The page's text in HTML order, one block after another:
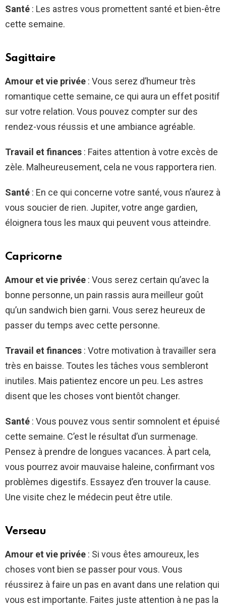
Santé : Les astres vous promettent santé et bien-être
cette semaine.
Sagittaire
Amour et vie privée : Vous serez d’humeur très
romantique cette semaine, ce qui aura un effet positif
sur votre relation. Vous pouvez compter sur des
rendez-vous réussis et une ambiance agréable.
Travail et finances : Faites attention à votre excès de
zèle. Malheureusement, cela ne vous rapportera rien.
Santé : En ce qui concerne votre santé, vous n’aurez à
vous soucier de rien. Jupiter, votre ange gardien,
éloignera tous les maux qui peuvent vous atteindre.
Capricorne
Amour et vie privée : Vous serez certain qu’avec la
bonne personne, un pain rassis aura meilleur goût
qu’un sandwich bien garni. Vous serez heureux de
passer du temps avec cette personne.
Travail et finances : Votre motivation à travailler sera
très en baisse. Toutes les tâches vous sembleront
inutiles. Mais patientez encore un peu. Les astres
disent que les choses vont bientôt changer.
Santé : Vous pouvez vous sentir somnolent et épuisé
cette semaine. C’est le résultat d’un surmenage.
Pensez à prendre de longues vacances. À part cela,
vous pourrez avoir mauvaise haleine, confirmant vos
problèmes digestifs. Essayez d’en trouver la cause.
Une visite chez le médecin peut être utile.
Verseau
Amour et vie privée : Si vous êtes amoureux, les
choses vont bien se passer pour vous. Vous
réussirez à faire un pas en avant dans une relation qui
vous est importante. Faites juste attention à ne pas la